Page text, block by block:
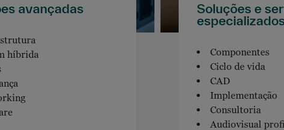
avançadas
híbrida
Soluções e
especializados
Componentes
Ciclo de vida
CAD
Implementação
Consultoria
Audiovisual